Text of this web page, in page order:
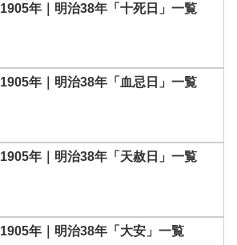
1905年｜明治38年「十死日」一覧
1905年｜明治38年「血忌日」一覧
1905年｜明治38年「天赦日」一覧
1905年｜明治38年「大安」一覧